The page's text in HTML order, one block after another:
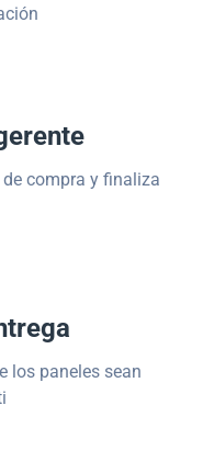
compra y finaliza
los paneles sean